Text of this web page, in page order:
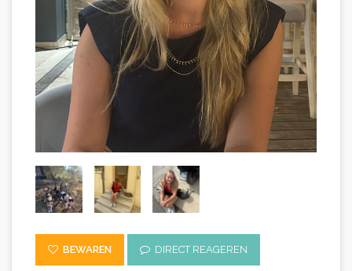
BEWAREN DIRECT REAGEREN